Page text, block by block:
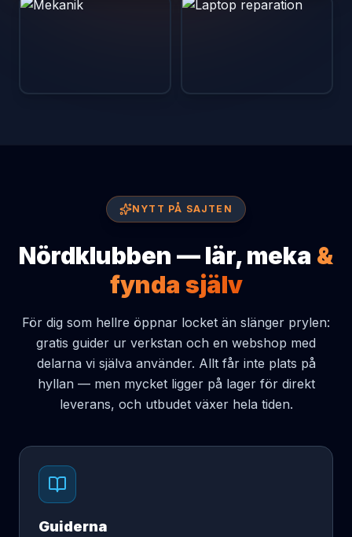
NYTT PÅ SAJTEN
Nördklubben — lär, meka &
fynda själv
För dig som hellre öppnar locket än slänger prylen:
gratis guider ur verkstan och en webshop med
delarna vi själva använder. Allt får inte plats på
hyllan — men mycket ligger på lager för direkt
leverans, och utbudet växer hela tiden.
Guiderna